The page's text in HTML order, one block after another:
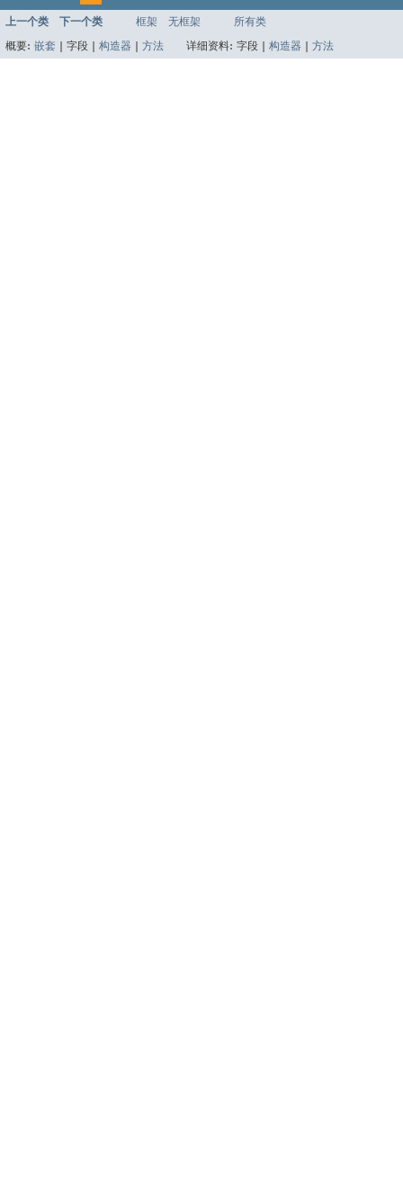
上一个类 下一个类 框架 无框架
所有类
概要: 嵌套 字段 | 构造器 方法 详细资料: 字段 | 构造器 方法